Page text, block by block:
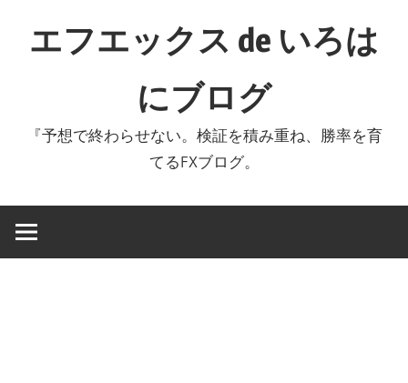
エフエックス de いろは
にブログ
『予想で終わらせない。検証を積み重ね、勝率を育
てるFXブログ。